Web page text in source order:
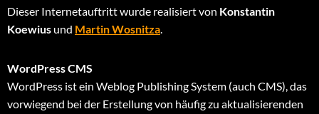
Dieser Internetauftritt wurde realisiert von Konstantin
Koewius und Martin Wosnitza.
WordPress CMS
WordPress ist ein Weblog Publishing System (auch CMS), das
vorwiegend bei der Erstellung von häufig zu aktualisierenden